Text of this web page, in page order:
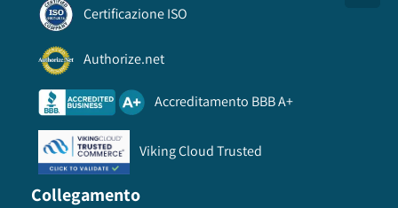
Certificazione ISO
Authorize.net
Accreditamento BBB A+
Viking Cloud Trusted
Collegamento